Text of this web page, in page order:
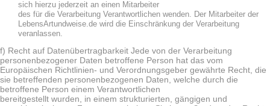
sich hierzu jederzeit an einen Mitarbeiter
des für die Verarbeitung Verantwortlichen wenden. Der Mitarbeiter der
LebensArtundweise.de wird die Einschränkung der Verarbeitung
veranlassen.
f) Recht auf Datenübertragbarkeit Jede von der Verarbeitung
personenbezogener Daten betroffene Person hat das vom
Europäischen Richtlinien- und Verordnungsgeber gewährte Recht, die
sie betreffenden personenbezogenen Daten, welche durch die
betroffene Person einem Verantwortlichen
bereitgestellt wurden, in einem strukturierten, gängigen und